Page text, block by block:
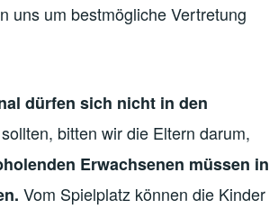
uns um bestmögliche Vertretung
dürfen sich nicht in den
bitten wir die Eltern darum,
Erwachsenen müssen in
Vom Spielplatz können die Kinder